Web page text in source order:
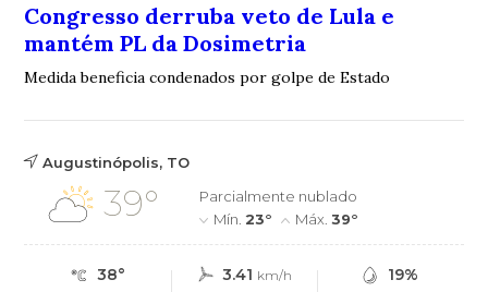
Congresso derruba veto de Lula e
mantém PL da Dosimetria
Medida beneficia condenados por golpe de Estado
Augustinópolis, TO
39°
Parcialmente nublado
Mín.23° Máx.39°
38° 3.41 km/h 19%